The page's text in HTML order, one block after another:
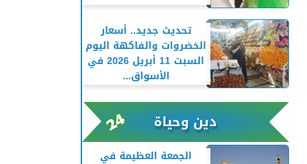
تحديث جديد.. أسعار
الخضروات والفاكهة اليوم
السبت 11 أبريل 2026 في
الأسواق...
دين وحياة
الجمعة العظيمة في